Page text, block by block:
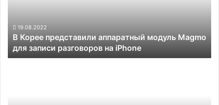
записи
разговоров
на
iPhone
19.08.2022
В Корее представили аппаратный модуль Magmo
для записи разговоров на iPhone